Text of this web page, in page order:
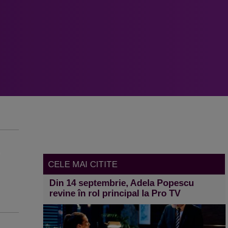
CELE MAI CITITE
Din 14 septembrie, Adela Popescu
revine în rol principal la Pro TV